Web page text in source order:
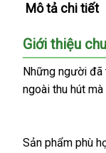
Mô tả chi tiết
Giới thiệu
nhanh
nhất
Những người đã
ngoài thu hút mà
Popper
Sản phẩm phù